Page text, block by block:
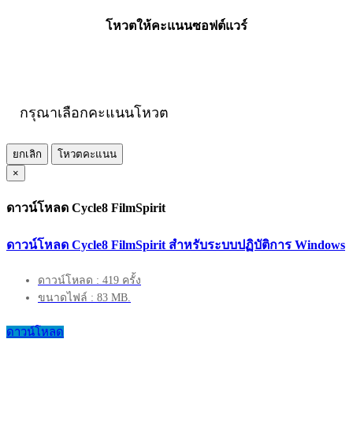
โหวตให้คะแนนซอฟต์แวร์
กรุณาเลือกคะแนนโหวต
ยกเลิก
โหวตคะแนน
×
ดาวน์โหลด Cycle8 FilmSpirit
ดาวน์โหลด Cycle8 FilmSpirit สำหรับระบบปฏิบัติการ Windows
ดาวน์โหลด : 419 ครั้ง
ขนาดไฟล์ : 83 MB.
ดาวน์โหลด